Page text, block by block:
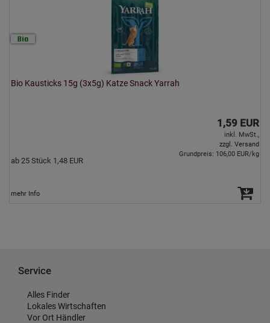
Bio Kausticks 15g (3x5g) Katze Snack Yarrah
1,59 EUR
inkl. MwSt.,
zzgl. Versand
ab 25 Stück 1,48 EUR
Grundpreis: 106,00 EUR/kg
mehr Info
Service
Alles Finder
Lokales Wirtschaften
Vor Ort Händler